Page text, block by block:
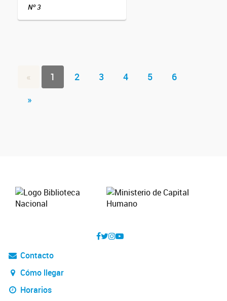
Nº 3
« 1 2 3 4 5
6
»
Contacto
Cómo llegar
Horarios